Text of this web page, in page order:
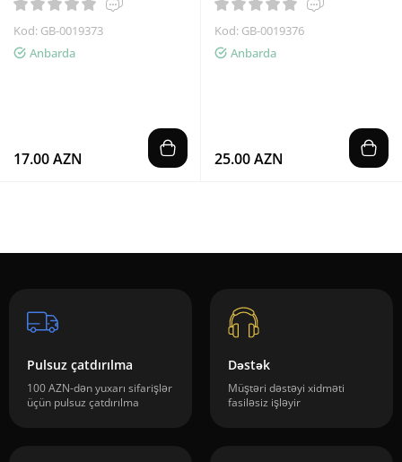
Kod: GB-0019373
Anbarda
17.00 AZN
Kod: GB-0019376
Anbarda
25.00 AZN
Pulsuz çatdırılma
100 AZN-dən yuxarı sifarişlər
üçün pulsuz çatdırılma
Dəstək
Müştəri dəstəyi xidməti
fasiləsiz işləyir